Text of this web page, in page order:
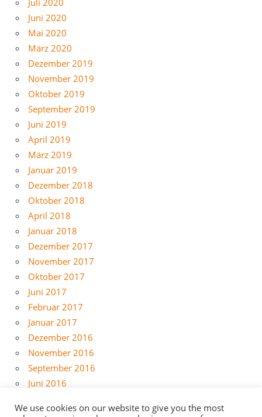
Juni 2020
Mai 2020
März 2020
Dezember 2019
November 2019
Oktober 2019
September 2019
Juni 2019
April 2019
März 2019
Januar 2019
Dezember 2018
Oktober 2018
April 2018
Januar 2018
Dezember 2017
November 2017
Oktober 2017
Juni 2017
Februar 2017
Januar 2017
Dezember 2016
November 2016
September 2016
Juni 2016
April 2016
We use cookies on our website to give you the most